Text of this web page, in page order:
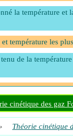
la température et
température les
de la
de la vitesse
de la vitesse, de
cinétique des gaz
Théorie cinétique